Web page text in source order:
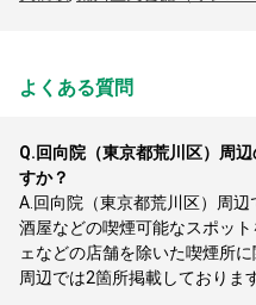
よくある質問
Q.回向院（東京都荒川区）周
すか？
A. 回向院（東京都荒川区）周
酒屋などの喫煙可能なスポッ
ェなどの店舗を除いた喫煙所
周辺では2箇所掲載しておりま